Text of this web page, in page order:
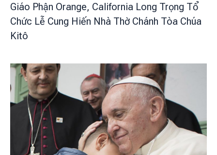
Giáo Phận Orange, California Long Trọng Tổ
Chức Lễ Cung Hiến Nhà Thờ Chánh Tòa Chúa
Kitô